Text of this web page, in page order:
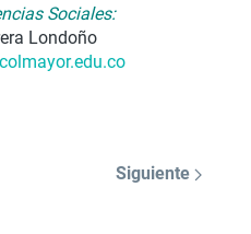
Sociales:
Londoño
co
Siguiente